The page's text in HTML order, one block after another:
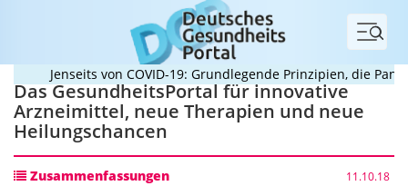
Menü
Jenseits von COVID-19: Grundlegende Prinzipien, die
Das GesundheitsPortal für innovative
Arzneimittel, neue Therapien und neue
Heilungschancen
Zusammenfassungen 11.10.18